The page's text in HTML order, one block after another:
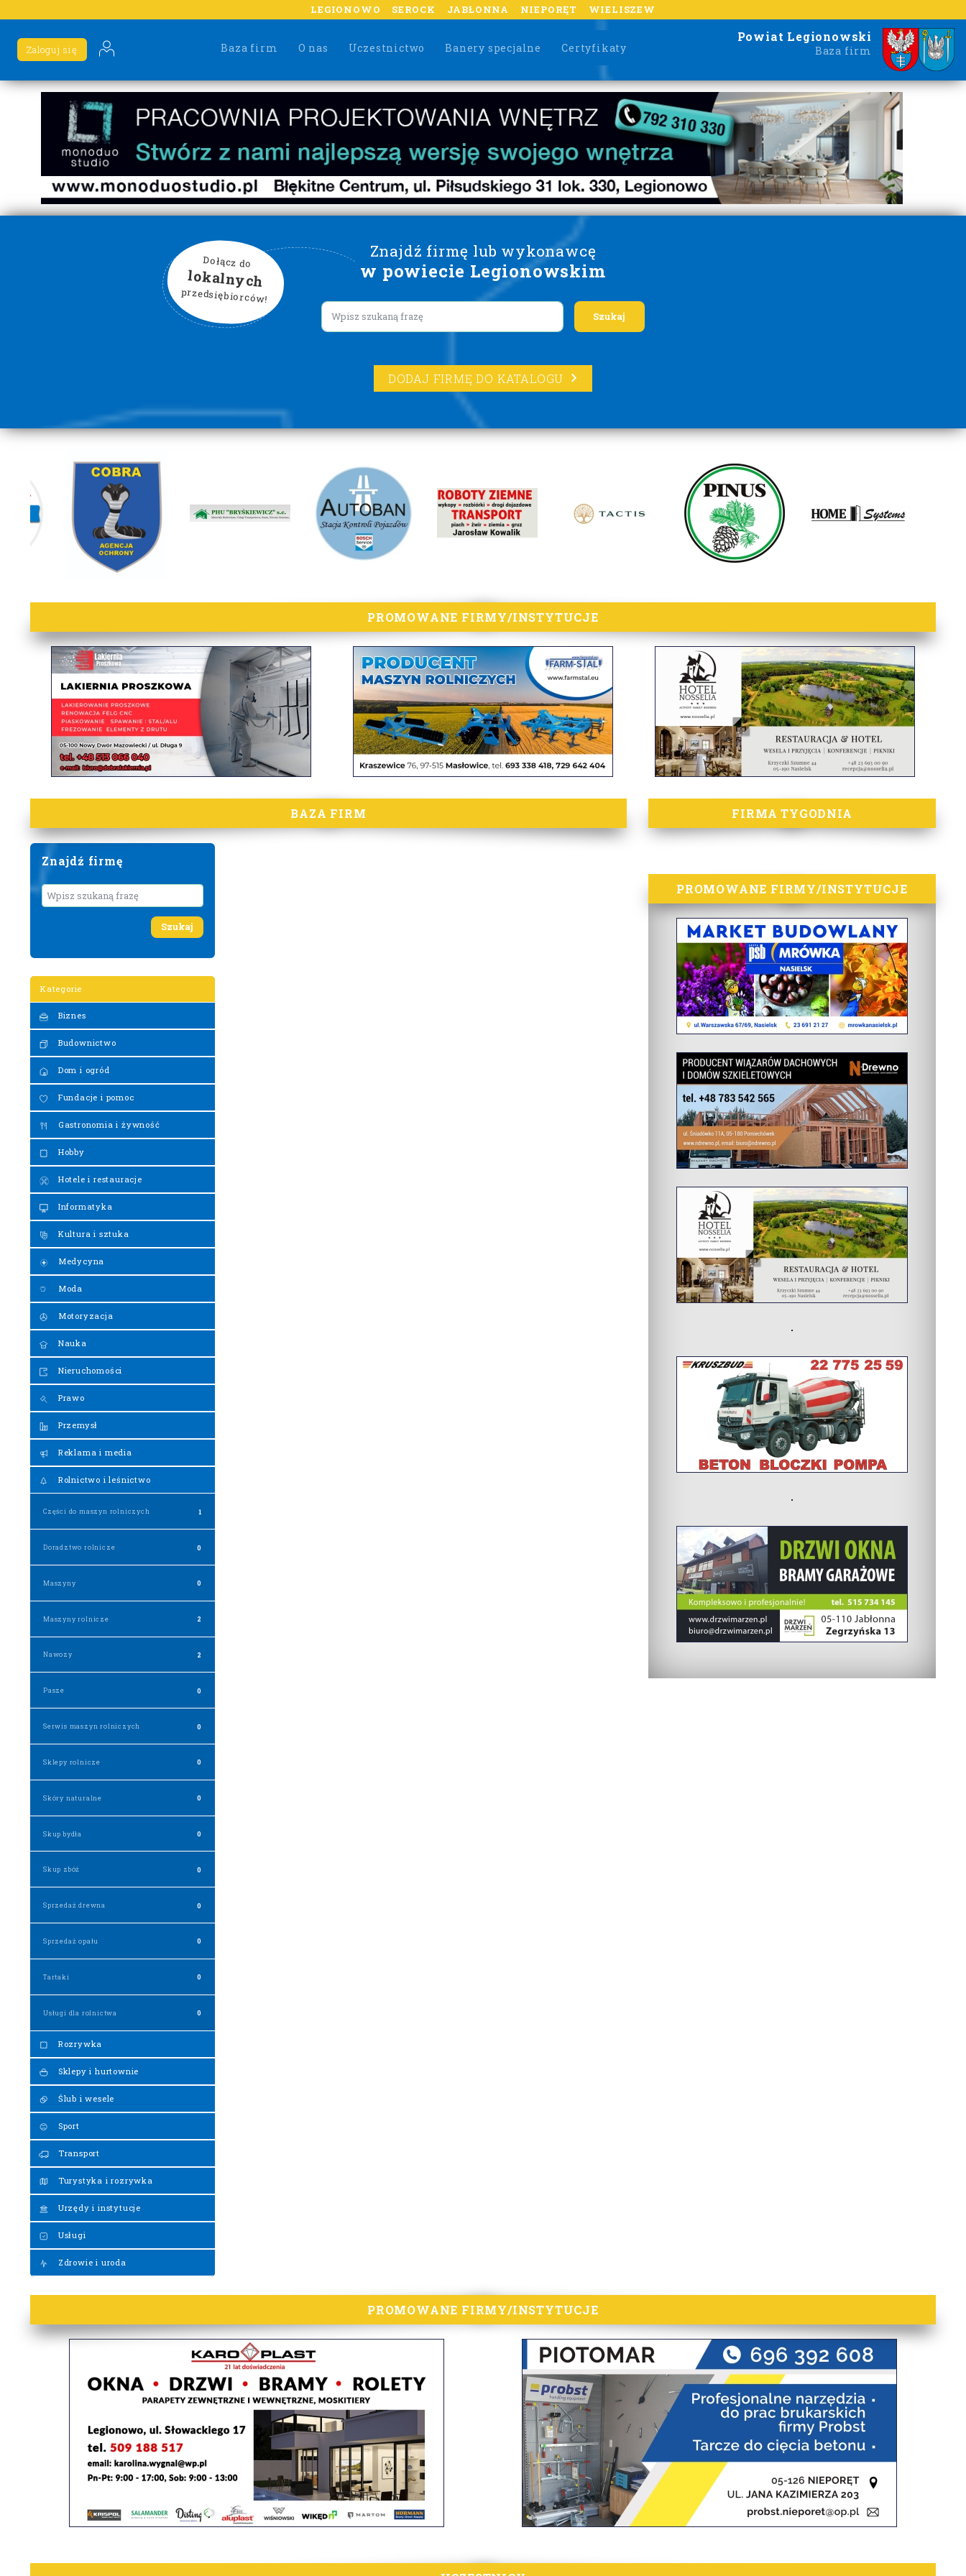
LEGIONOWO SEROCK JABŁONNA NIEPORĘT WIELISZEW
Baza firm O nas Uczestnictwo Banery specjalne Certyfikaty
Zaloguj się
Powiat Legionowski
Baza firm
Znajdź firmę lub wykonawcę
w powiecie Legionowskim
Dołącz do
lokalnych
przedsiębiorców!
Lorem ipsum
DODAJ FIRMĘ DO KATALOGU
lorem ipsum
PROMOWANE FIRMY/INSTYTUCJE
BAZA FIRM
Znajdź firmę
Wyszukaj
Kategorie
Biznes
Budownictwo
Dom i ogród
Fundacje i pomoc
Gastronomia i żywność
Hobby
Hotele i restauracje
Informatyka
Kultura i sztuka
Medycyna
Moda
Motoryzacja
Nauka
Nieruchomości
Prawo
Przemysł
Reklama i media
Rolnictwo i leśnictwo
Części do maszyn rolniczych 1
Doradztwo rolnicze 0
Maszyny 0
Maszyny rolnicze 2
Nawozy 2
Pasze 0
Serwis maszyn rolniczych 0
Sklepy rolnicze 0
Skóry naturalne 0
Skup bydła 0
Skup zbóż 0
Sprzedaż drewna 0
Sprzedaż opału 0
Tartaki 0
Usługi dla rolnictwa 0
Rozrywka
Sklepy i hurtownie
Ślub i wesele
Sport
Transport
Turystyka i rozrywka
Urzędy i instytucje
Usługi
Zdrowie i uroda
FIRMA TYGODNIA
PROMOWANE FIRMY/INSTYTUCJE
PROMOWANE FIRMY/INSTYTUCJE